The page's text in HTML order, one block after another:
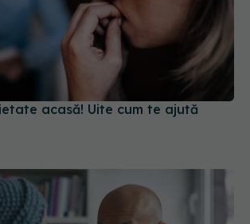
acasă! Uite cum te ajută